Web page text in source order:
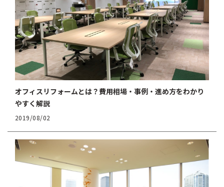
オフィスリフォームとは？費用相場・事例・進め方をわかり
やすく解説
2019/08/02